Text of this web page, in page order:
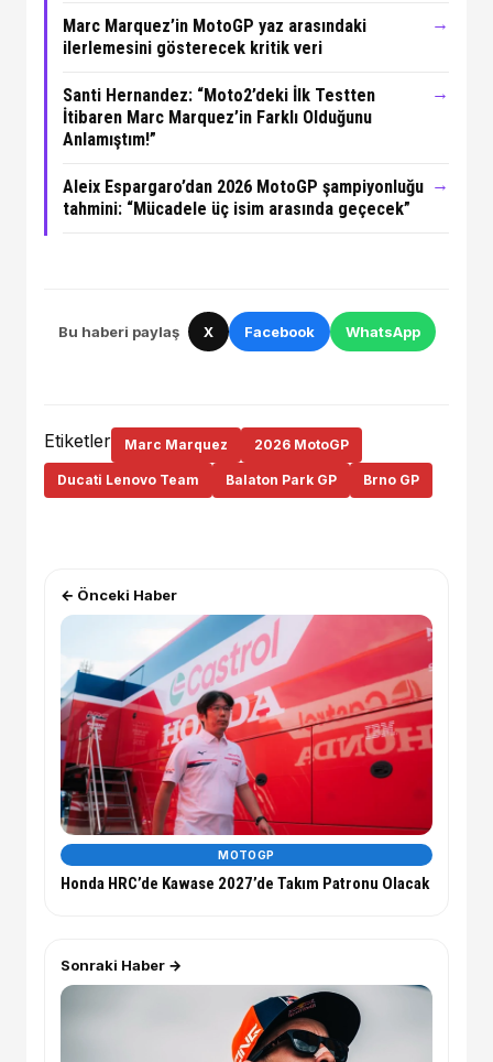
Marc Marquez’in MotoGP yaz arasındaki
ilerlemesini gösterecek kritik veri
→
Santi Hernandez: “Moto2’deki İlk Testten
İtibaren Marc Marquez’in Farklı Olduğunu
Anlamıştım!”
→
Aleix Espargaro’dan 2026 MotoGP şampiyonluğu
tahmini: “Mücadele üç isim arasında geçecek”
→
Bu haberi paylaş X Facebook WhatsApp
Etiketler Marc Marquez 2026 MotoGP
Ducati Lenovo Team Balaton Park GP Brno GP
← Önceki Haber
MOTOGP
Honda HRC’de Kawase 2027’de Takım Patronu Olacak
Sonraki Haber →